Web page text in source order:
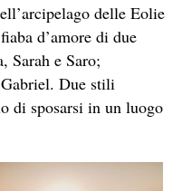
delle Eolie
d’amore di due
Sarah e Saro;
Due stili
di sposarsi in un luogo